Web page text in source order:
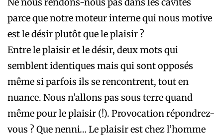
Ne nous rendons-nous pas dans les cavités
parce que notre moteur interne qui nous motive
est le désir plutôt que le plaisir ?
Entre le plaisir et le désir, deux mots qui
semblent identiques mais qui sont opposés
même si parfois ils se rencontrent, tout en
nuance. Nous n’allons pas sous terre quand
même pour le plaisir (!). Provocation répondrez-
vous ? Que nenni… Le plaisir est chez l’homme